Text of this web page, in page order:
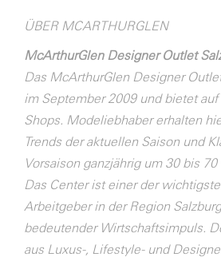
ÜBER MCARTHURGLEN
McArthurGlen Designer Outlet
Das McArthurGlen Designer
im September 2009 und bietet auf
Shops. Modeliebhaber erhalten
Trends der aktuellen Saison und
Vorsaison ganzjährig um 30 bis
Das Center ist einer der
Arbeitgeber in der Region
bedeutender Wirtschaftsimpuls.
aus Luxus-, Lifestyle- und